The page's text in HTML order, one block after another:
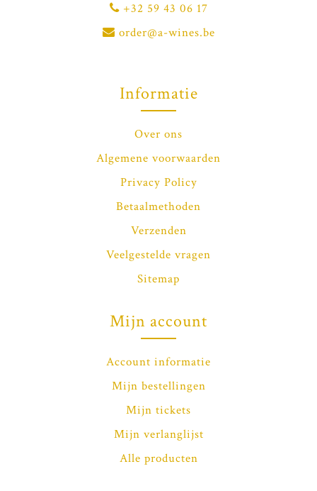
+32 59 43 06 17
order@a-wines.be
Informatie
Over ons
Algemene voorwaarden
Privacy Policy
Betaalmethoden
Verzenden
Veelgestelde vragen
Sitemap
Mijn account
Account informatie
Mijn bestellingen
Mijn tickets
Mijn verlanglijst
Alle producten